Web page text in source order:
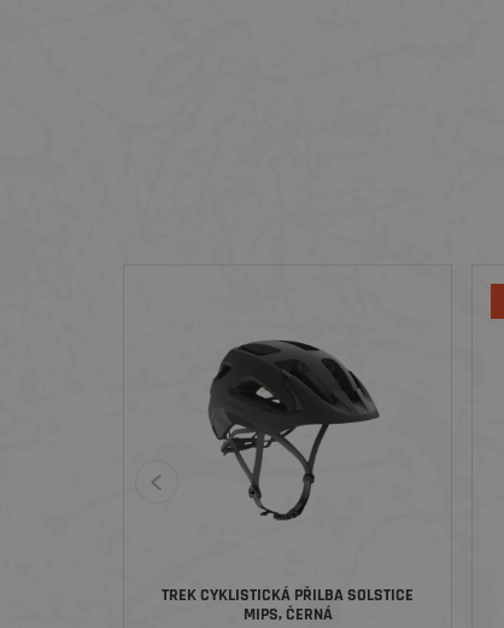
TREK CYKLISTICKÁ PŘILBA SOLSTICE
MIPS, ČERNÁ